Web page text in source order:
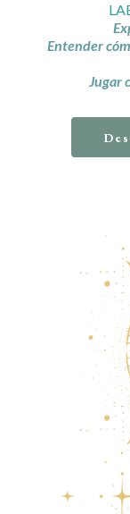
Entender
Jugar